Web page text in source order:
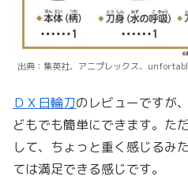
出典：集英社、アニプレックス、
ＤＸ日輪刀のレビューですが
どもでも簡単にできます。た
して、ちょっと重く感じるみ
ては満足できる感じです。